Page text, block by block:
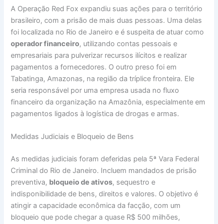
A Operação Red Fox expandiu suas ações para o território
brasileiro, com a prisão de mais duas pessoas. Uma delas
foi localizada no Rio de Janeiro e é suspeita de atuar como
operador financeiro, utilizando contas pessoais e
empresariais para pulverizar recursos ilícitos e realizar
pagamentos a fornecedores. O outro preso foi em
Tabatinga, Amazonas, na região da tríplice fronteira. Ele
seria responsável por uma empresa usada no fluxo
financeiro da organização na Amazônia, especialmente em
pagamentos ligados à logística de drogas e armas.
Medidas Judiciais e Bloqueio de Bens
As medidas judiciais foram deferidas pela 5ª Vara Federal
Criminal do Rio de Janeiro. Incluem mandados de prisão
preventiva, bloqueio de ativos, sequestro e
indisponibilidade de bens, direitos e valores. O objetivo é
atingir a capacidade econômica da facção, com um
bloqueio que pode chegar a quase R$ 500 milhões,